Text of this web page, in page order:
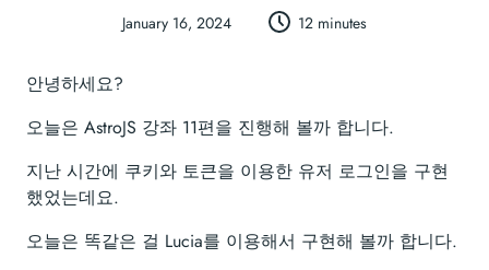
January 16, 2024 12 minutes
안녕하세요?
오늘은 AstroJS 강좌 11편을 진행해 볼까 합니다.
지난 시간에 쿠키와 토큰을 이용한 유저 로그인을 구현
했었는데요.
오늘은 똑같은 걸 Lucia를 이용해서 구현해 볼까 합니다.